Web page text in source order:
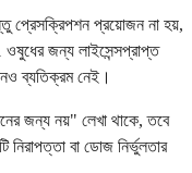
প্রেসক্রিপশন প্রয়োজন না হয়,
জন্য লাইসেন্সপ্রাপ্ত
ব্যতিক্রম নেই।
জন্য নয়" লেখা থাকে, তবে
বা ডোজ নির্ভুলতার